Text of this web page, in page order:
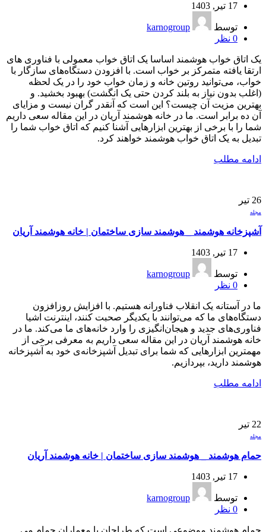
17 تیر, 1403
توسط
karnogroup
0 نظر
یک اتاق خواب هوشمند اساسا یک اتاق خواب معمولی با فناوری های
ارتقا یافته متمرکز بر خواب است. با افزودن دستگاه‌های سازگار با
خواب، می‌توانید روتین خانه و زمان خواب خود را در یک لحظه
(اغلب بدون نیاز به بلند کردن حتی یک انگشت) بهبود بخشید. و
بهترین مزیت آن چیست؟ این است که آنقدر گران نیست و مزایای
آن ده برابر است. ما در خانه هوشمند آریان در این مقاله سعی داریم
شما را با برخی از بهترین ابزار‌هایی آشنا کنیم که اتاق خواب شما را
تبدیل به یک اتاق خواب هوشمند خواهند کرد.
ادامه مطلب
26 تیر
مجله
آشپزخانه هوشمند _ هوشمند سازی ساختمان | خانه هوشمند آریان
17 تیر, 1403
توسط
karnogroup
0 نظر
ما در آستانه یک انقلاب فناورانه هستیم. با افزایش روزافزون
دستگاه‌های ما که می‌توانند با یکدیگر صحبت کنند، اینترنت اشیا
فناوری‌های جدید و هیجان‌انگیزی را وارد خانه‌های ما می‌کند. ما در
خانه هوشمند آریان در این مقاله سعی داریم به معرفی برخی از
مهمترین ابزار‌هایی که شما برای تبدیل آشپزخانه‌ی خود به آشپزخانه
هوشمند دارید، بپردازیم.
ادامه مطلب
22 تیر
مجله
حمام هوشمند‌ _ هوشمند سازی ساختمان | خانه هوشمند آریان
17 تیر, 1403
توسط
karnogroup
0 نظر
حمام هوشمند موضوعی است که طراحان یا معماران حمام می